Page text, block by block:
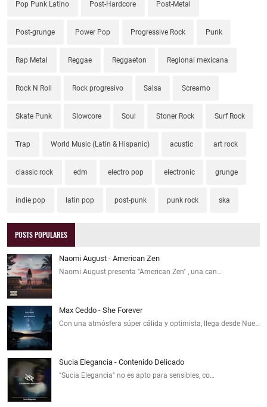
Pop Punk Latino Post-Hardcore Post-Metal
Post-grunge Power Pop Progressive Rock Punk
Rap Metal Reggae Reggaeton Regional mexicana
Rock N Roll Rock progresivo Salsa Screamo
Skate Punk Slowcore Soul Stoner Rock Surf Rock
Trap World Music (Latin & Hispanic) acustic art rock
classic rock edm electro pop electronic grunge
indie pop latin pop post-punk punk rock ska
POSTS POPULARES
Naomi August - American Zen
Naomi August presenta "American Zen" , una can…
Max Ceddo - She Forever
Con una atmósfera súper cálida y optimista, llega desde Nue…
Sucia Elegancia - Contenido Delicado
"Sucia Elegancia" no es apto para sensibles, co…